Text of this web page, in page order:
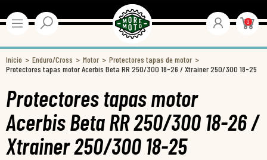
0
Inicio Enduro/Cross Motor
Protectores tapas de motor
Protectores tapas motor Acerbis Beta RR 250/300 18-26 / Xtrainer 250/300 18-25
Protectores tapas motor
Acerbis Beta RR 250/300 18-26 /
Xtrainer 250/300 18-25